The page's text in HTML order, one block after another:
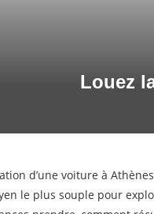
Louez
d’une voiture à
le plus souple pour